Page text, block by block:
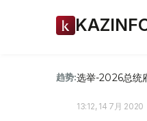
趋势:选举-2026总统
13:12, 14 7月 2020